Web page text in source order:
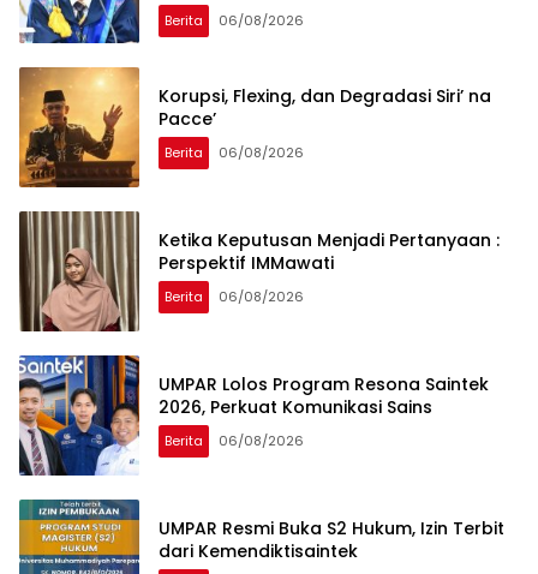
Berita 06/08/2026
Korupsi, Flexing, dan Degradasi Siri’ na
Pacce’
Berita 06/08/2026
Ketika Keputusan Menjadi Pertanyaan :
Perspektif IMMawati
Berita 06/08/2026
UMPAR Lolos Program Resona Saintek
2026, Perkuat Komunikasi Sains
Berita 06/08/2026
UMPAR Resmi Buka S2 Hukum, Izin Terbit
dari Kemendiktisaintek